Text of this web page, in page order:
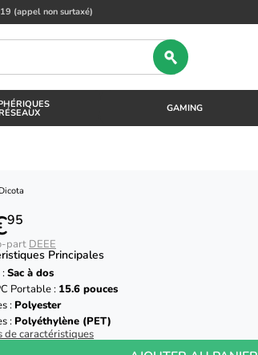
(appel non surtaxé)
GAMING
95
part DEEE
Principales
Sac à dos
Portable : 15.6 pouces
: Polyester
: Polyéthylène (PET)
de caractéristiques